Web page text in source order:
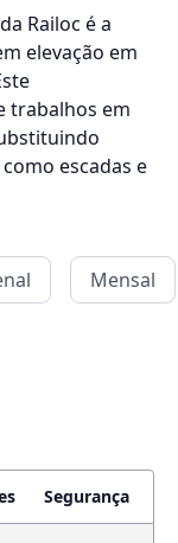
Railoc é a
elevação em
trabalhos em
escadas e
Mensal
Segurança